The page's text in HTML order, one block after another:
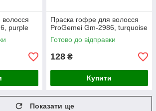
purple
Праска гофре для волосся
ProGemei Gm-2986, turquoise
Готово до відправки
128 ₴
Купити
Показати ще